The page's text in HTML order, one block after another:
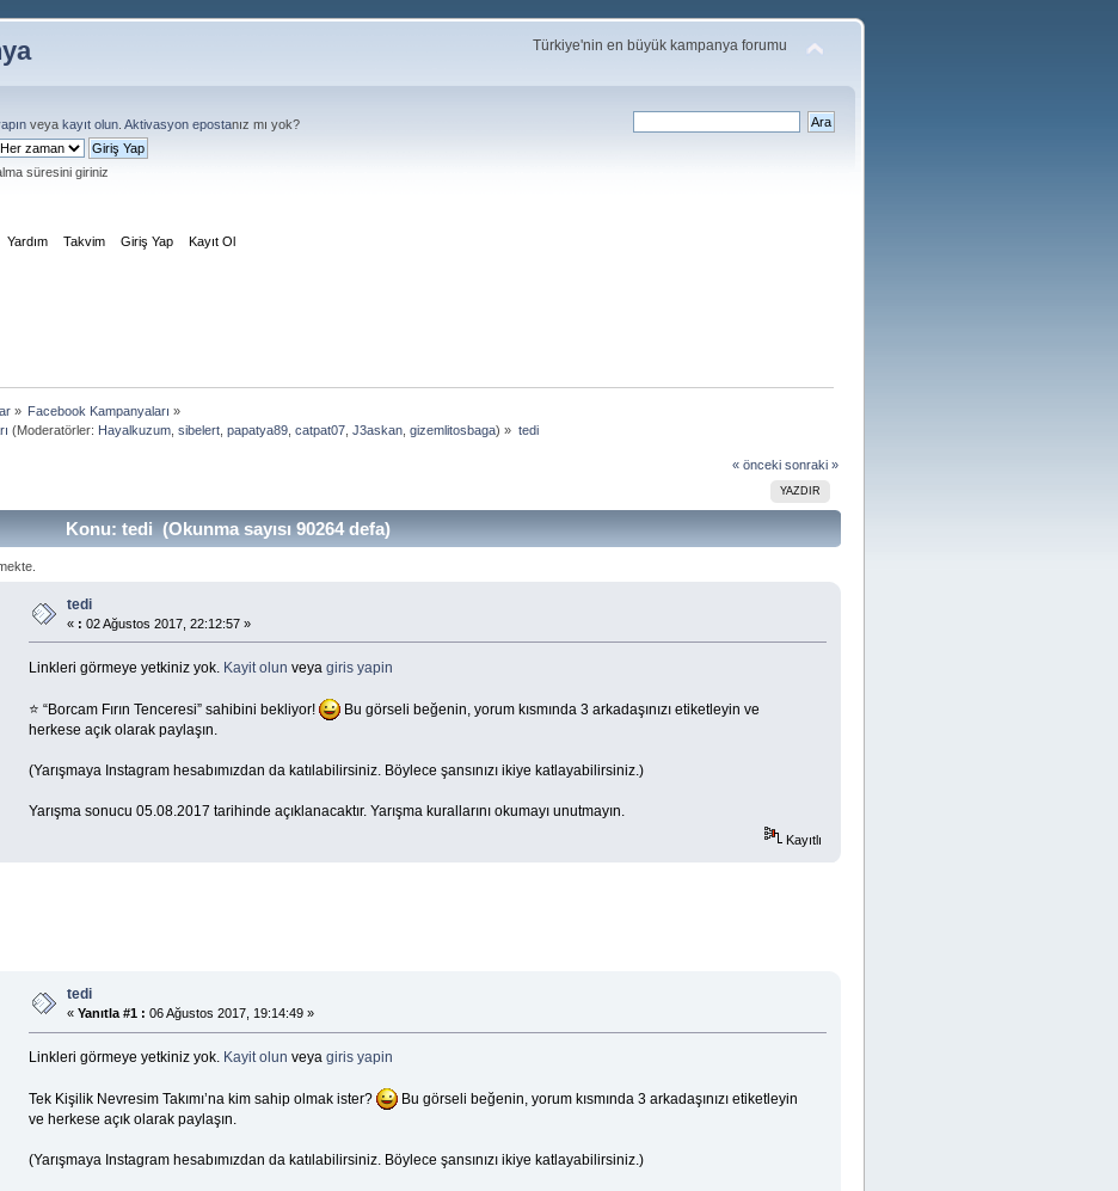
Türkiye'nin en büyük kampanya forumu
veya kayıt olun Aktivasyon epostanız mı yok?
süresini giriniz
Yardım Takvim Giriş Yap Kayıt Ol
» Facebook Kampanyaları »
(Moderatörler: Hayalkuzum ,sibelert ,papatya89 ,catpat07 ,J3askan ,gizemlitosbaga) » tedi
« önceki sonraki »
YAZDIR
Konu: tedi (Okunma sayısı 90264 defa)
tedi
« : 02 Ağustos 2017, 22:12:57 »
Linkleri görmeye yetkiniz yok. Kayit olun veya giris yapin
⭐ “Borcam Fırın Tenceresi” sahibini bekliyor!
Bu görseli beğenin, yorum kısmında 3 arkadaşınızı etiketleyin ve
herkese açık olarak paylaşın.
(Yarışmaya Instagram hesabımızdan da katılabilirsiniz. Böylece şansınızı ikiye katlayabilirsiniz.)
Yarışma sonucu 05.08.2017 tarihinde açıklanacaktır. Yarışma kurallarını okumayı unutmayın.
Kayıtlı
tedi
« Yanıtla #1 : 06 Ağustos 2017, 19:14:49 »
Linkleri görmeye yetkiniz yok. Kayit olun veya giris yapin
Tek Kişilik Nevresim Takımı’na kim sahip olmak ister?
Bu görseli beğenin, yorum kısmında 3 arkadaşınızı etiketleyin
ve herkese açık olarak paylaşın.
(Yarışmaya Instagram hesabımızdan da katılabilirsiniz. Böylece şansınızı ikiye katlayabilirsiniz.)